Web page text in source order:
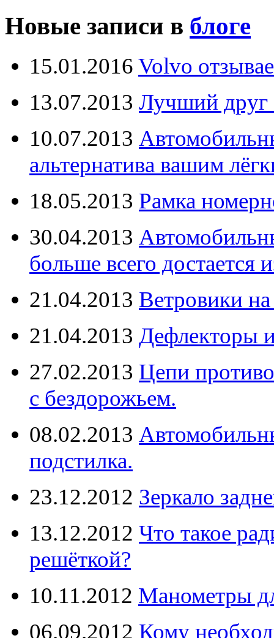
Новые записи в блоге
15.01.2016 Volvo
13.07.2013 Лучший друг
10.07.2013
альтернатива вашим
18.05.2013 Рамка
30.04.2013
больше всего достается
21.04.2013 Ветровики
21.04.2013 Дефлекторы
27.02.2013 Цепи
с бездорожьем.
08.02.2013
подстилка.
23.12.2012 Зеркало
13.12.2012 Что такое
решёткой?
10.11.2012 Манометры
06.09.2012 Кому